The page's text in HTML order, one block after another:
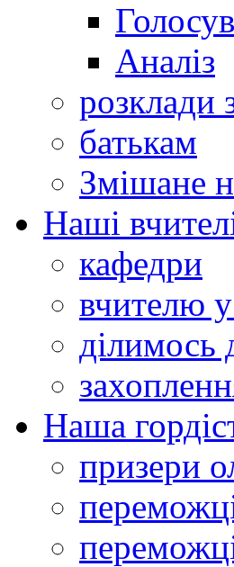
Аналіз
розклади
батькам
Змішане
Наші
кафедри
вчителю
ділимось
Наша
призери